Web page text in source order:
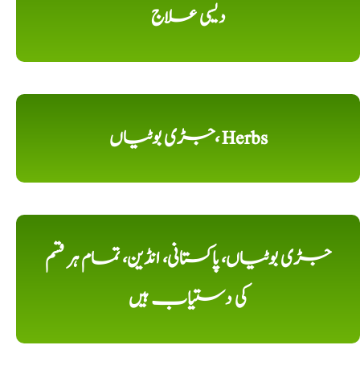
دیسی علاج
جڑی بوٹیاں، Herbs
جڑی بوٹیاں، پاکستانی، انڈین، تمام ہر قسم
کی دستیاب ہیں